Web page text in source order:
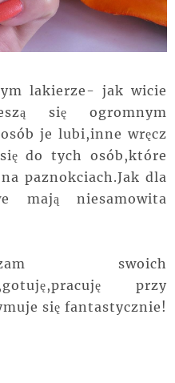
lakierze- jak wicie
się ogromnym
je lubi,inne wręcz
do tych osób,które
paznokciach.Jak dla
mają niesamowita
swoich
przy
się fantastycznie!